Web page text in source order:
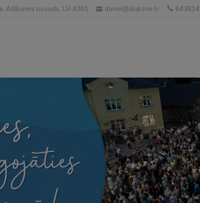
Alūksnes novads, LV-4301 dome@aluksne.lv